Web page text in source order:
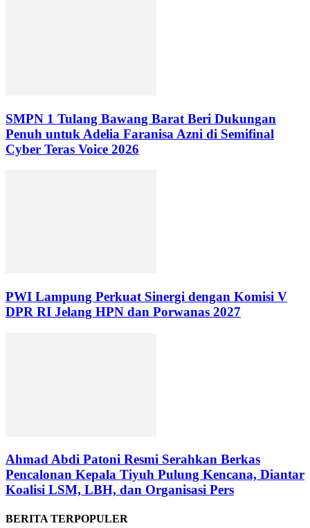
SMPN 1 Tulang Bawang Barat Beri Dukungan
Penuh untuk Adelia Faranisa Azni di Semifinal
Cyber Teras Voice 2026
PWI Lampung Perkuat Sinergi dengan Komisi V
DPR RI Jelang HPN dan Porwanas 2027
Ahmad Abdi Patoni Resmi Serahkan Berkas
Pencalonan Kepala Tiyuh Pulung Kencana, Diantar
Koalisi LSM, LBH, dan Organisasi Pers
BERITA TERPOPULER